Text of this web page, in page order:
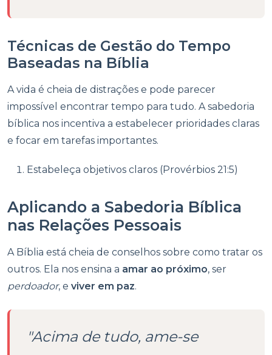
Técnicas de Gestão do Tempo
Baseadas na Bíblia
A vida é cheia de distrações e pode parecer
impossível encontrar tempo para tudo. A sabedoria
bíblica nos incentiva a estabelecer prioridades claras
e focar em tarefas importantes.
Estabeleça objetivos claros (Provérbios 21:5)
Aplicando a Sabedoria Bíblica
nas Relações Pessoais
A Bíblia está cheia de conselhos sobre como tratar os
outros. Ela nos ensina a amar ao próximo, ser
perdoador, e viver em paz.
"Acima de tudo, ame-se